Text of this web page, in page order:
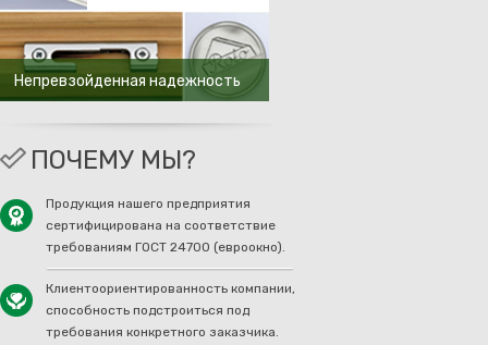
Непревзойденная надежность
ПОЧЕМУ МЫ?
Продукция нашего предприятия
сертифицирована на соответствие
требованиям ГОСТ 24700 (евроокно).
Клиентоориентированность компании,
способность подстроиться под
требования конкретного заказчика.